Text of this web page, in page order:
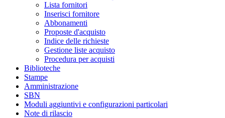
Lista fornitori
Inserisci fornitore
Abbonamenti
Proposte d'acquisto
Indice delle richieste
Gestione liste acquisto
Procedura per acquisti
Biblioteche
Stampe
Amministrazione
SBN
Moduli aggiuntivi e configurazioni particolari
Note di rilascio